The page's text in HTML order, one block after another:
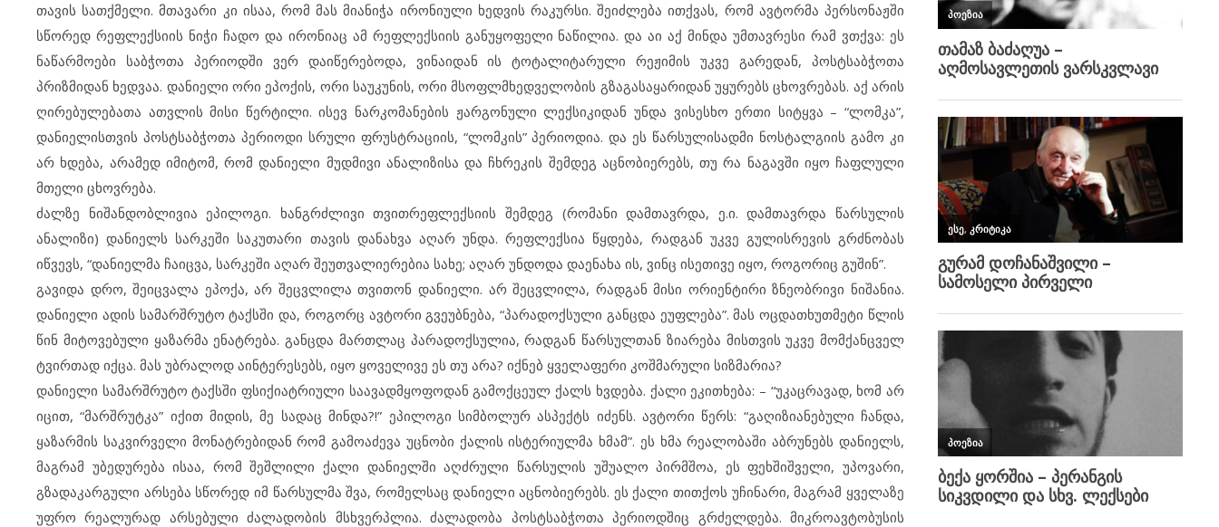
თავის სათქმელი. მთავარი კი ისაა, რომ მას მიანიჭა ირონიული ხედვის რაკურსი. შეიძლება ითქვას, რომ ავტორმა პერსონაჟში
სწორედ რეფლექსიის ნიჭი ჩადო და ირონიაც ამ რეფლექსიის განუყოფელი ნაწილია. და აი აქ მინდა უმთავრესი რამ ვთქვა: ეს
ნაწარმოები საბჭოთა პერიოდში ვერ დაიწერებოდა, ვინაიდან ის ტოტალიტარული რეჟიმის უკვე გარედან, პოსტსაბჭოთა
პრიზმიდან ხედვაა. დანიელი ორი ეპოქის, ორი საუკუნის, ორი მსოფლმხედველობის გზაგასაყარიდან უყურებს ცხოვრებას. აქ არის
ღირებულებათა ათვლის მისი წერტილი. ისევ ნარკომანების ჟარგონული ლექსიკიდან უნდა ვისესხო ერთი სიტყვა – “ლომკა”,
დანიელისთვის პოსტსაბჭოთა პერიოდი სრული ფრუსტრაციის, “ლომკის” პერიოდია. და ეს წარსულისადმი ნოსტალგიის გამო კი
არ ხდება, არამედ იმიტომ, რომ დანიელი მუდმივი ანალიზისა და ჩხრეკის შემდეგ აცნობიერებს, თუ რა ნაგავში იყო ჩაფლული
მთელი ცხოვრება.
ძალზე ნიშანდობლივია ეპილოგი. ხანგრძლივი თვითრეფლექსიის შემდეგ (რომანი დამთავრდა, ე.ი. დამთავრდა წარსულის
ანალიზი) დანიელს სარკეში საკუთარი თავის დანახვა აღარ უნდა. რეფლექსია წყდება, რადგან უკვე გულისრევის გრძნობას
იწვევს, “დანიელმა ჩაიცვა, სარკეში აღარ შეუთვალიერებია სახე; აღარ უნდოდა დაენახა ის, ვინც ისეთივე იყო, როგორიც გუშინ”.
გავიდა დრო, შეიცვალა ეპოქა, არ შეცვლილა თვითონ დანიელი. არ შეცვლილა, რადგან მისი ორიენტირი ზნეობრივი ნიშანია.
დანიელი ადის სამარშრუტო ტაქსში და, როგორც ავტორი გვეუბნება, “პარადოქსული განცდა ეუფლება”. მას ოცდათხუთმეტი წლის
წინ მიტოვებული ყაზარმა ენატრება. განცდა მართლაც პარადოქსულია, რადგან წარსულთან ზიარება მისთვის უკვე მომქანცველ
ტვირთად იქცა. მას უბრალოდ აინტერესებს, იყო ყოველივე ეს თუ არა? იქნებ ყველაფერი კოშმარული სიზმარია?
დანიელი სამარშრუტო ტაქსში ფსიქიატრიული საავადმყოფოდან გამოქცეულ ქალს ხვდება. ქალი ეკითხება: – “უკაცრავად, ხომ არ
იცით, “მარშრუტკა” იქით მიდის, მე სადაც მინდა?!” ეპილოგი სიმბოლურ ასპექტს იძენს. ავტორი წერს: “გაღიზიანებული ჩანდა,
ყაზარმის საკვირველი მონატრებიდან რომ გამოაძევა უცნობი ქალის ისტერიულმა ხმამ”. ეს ხმა რეალობაში აბრუნებს დანიელს,
მაგრამ უბედურება ისაა, რომ შეშლილი ქალი დანიელში აღძრული წარსულის უშუალო პირმშოა, ეს ფეხშიშველი, უპოვარი,
გზადაკარგული არსება სწორედ იმ წარსულმა შვა, რომელსაც დანიელი აცნობიერებს. ეს ქალი თითქოს უჩინარი, მაგრამ ყველაზე
უფრო რეალურად არსებული ძალადობის მსხვერპლია. ძალადობა პოსტსაბჭოთა პერიოდშიც გრძელდება. მიკროავტობუსის